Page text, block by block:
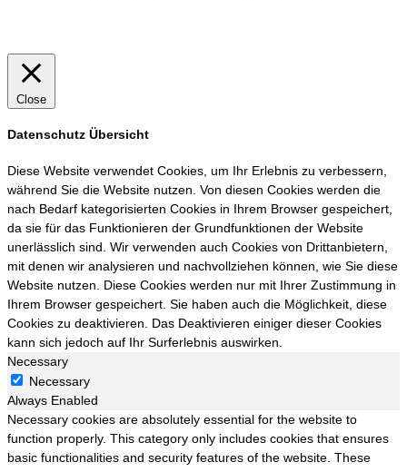
Close
Datenschutz Übersicht
Diese Website verwendet Cookies, um Ihr Erlebnis zu verbessern,
während Sie die Website nutzen. Von diesen Cookies werden die
nach Bedarf kategorisierten Cookies in Ihrem Browser gespeichert,
da sie für das Funktionieren der Grundfunktionen der Website
unerlässlich sind. Wir verwenden auch Cookies von Drittanbietern,
mit denen wir analysieren und nachvollziehen können, wie Sie diese
Website nutzen. Diese Cookies werden nur mit Ihrer Zustimmung in
Ihrem Browser gespeichert. Sie haben auch die Möglichkeit, diese
Cookies zu deaktivieren. Das Deaktivieren einiger dieser Cookies
kann sich jedoch auf Ihr Surferlebnis auswirken.
Necessary
Necessary
Always Enabled
Necessary cookies are absolutely essential for the website to
function properly. This category only includes cookies that ensures
basic functionalities and security features of the website. These